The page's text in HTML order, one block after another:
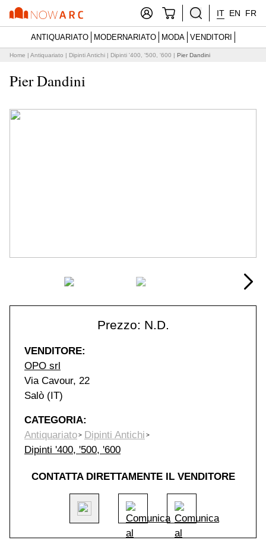
IT EN FR
ANTIQUARIATO MODERNARIATO MODA VENDITORI
Home | Antiquariato | Dipinti Antichi | Dipinti '400, '500, '600 | Pier Dandini
Pier Dandini
Prezzo: N.D.
VENDITORE:
OPO srl
Via Cavour, 22
Salò (IT)
CATEGORIA:
Antiquariato
Dipinti Antichi
Dipinti '400, '500, '600
CONTATTA DIRETTAMENTE IL VENDITORE